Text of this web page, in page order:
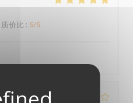
质价比 : 5/5